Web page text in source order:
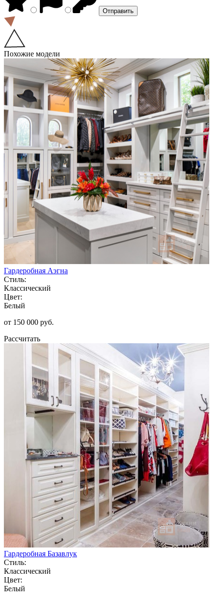
Похожие модели
Гардеробная Аэгна
Стиль:
Классический
Цвет:
Белый
от 150 000 руб.
Рассчитать
Гардеробная Базавлук
Стиль:
Классический
Цвет:
Белый